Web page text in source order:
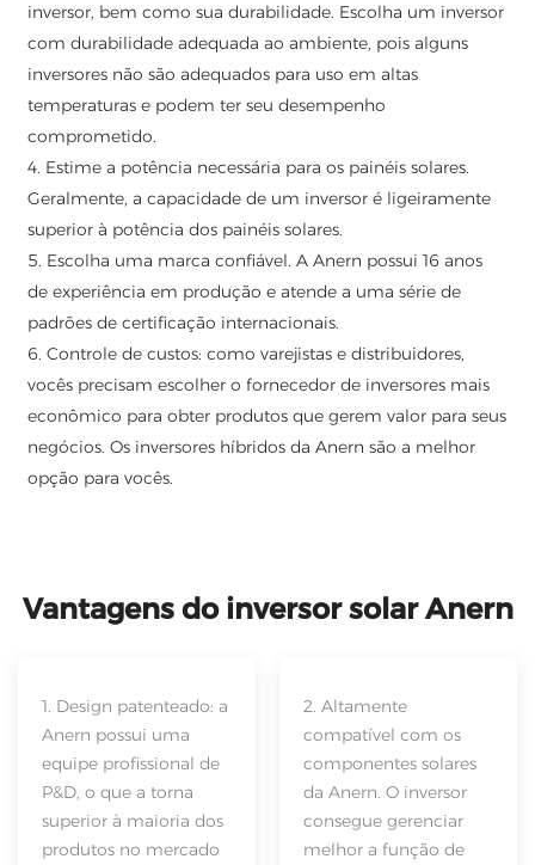
inversor, bem como sua durabilidade. Escolha um inversor
com durabilidade adequada ao ambiente, pois alguns
inversores não são adequados para uso em altas
temperaturas e podem ter seu desempenho
comprometido.
4. Estime a potência necessária para os painéis solares.
Geralmente, a capacidade de um inversor é ligeiramente
superior à potência dos painéis solares.
5. Escolha uma marca confiável. A Anern possui 16 anos
de experiência em produção e atende a uma série de
padrões de certificação internacionais.
6. Controle de custos: como varejistas e distribuidores,
vocês precisam escolher o fornecedor de inversores mais
econômico para obter produtos que gerem valor para seus
negócios. Os inversores híbridos da Anern são a melhor
opção para vocês.
Vantagens do inversor solar Anern
1. Design patenteado: a
Anern possui uma
equipe profissional de
P&D, o que a torna
superior à maioria dos
produtos no mercado
2. Altamente
compatível com os
componentes solares
da Anern. O inversor
consegue gerenciar
melhor a função de